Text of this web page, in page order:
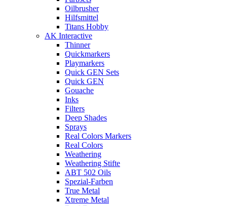
Oilbrusher
Hilfsmittel
Titans Hobby
AK Interactive
Thinner
Quickmarkers
Playmarkers
Quick GEN Sets
Quick GEN
Gouache
Inks
Filters
Deep Shades
Sprays
Real Colors Markers
Real Colors
Weathering
Weathering Stifte
ABT 502 Oils
Spezial-Farben
True Metal
Xtreme Metal